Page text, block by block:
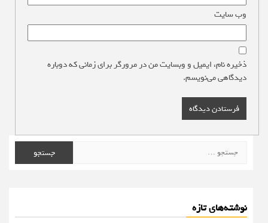
وب‌ سایت
ذخیره نام، ایمیل و وبسایت من در مرورگر برای زمانی که دوباره
دیدگاهی می‌نویسم.
برای:
نوشته‌های تازه